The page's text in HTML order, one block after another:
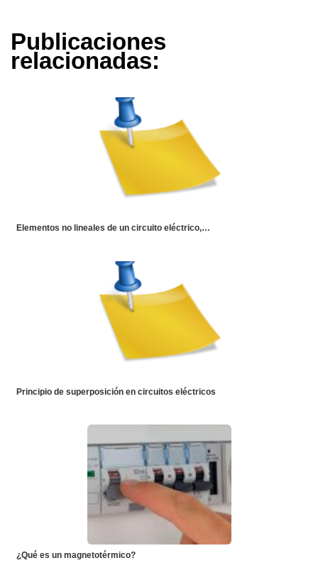
Publicaciones
relacionadas:
Elementos no lineales de un circuito eléctrico,…
Principio de superposición en circuitos eléctricos
¿Qué es un magnetotérmico?